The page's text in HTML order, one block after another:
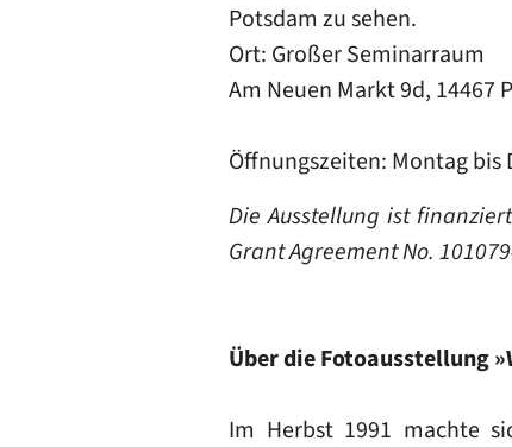
Potsdam zu sehen.
Ort: Großer Seminarraum
Am Neuen Markt 9d, 14467
Öffnungszeiten: Montag bis
Die Ausstellung ist
Grant Agreement No.
Über die Fotoausstellung
Im Herbst 1991 machte